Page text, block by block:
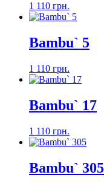
1 110 грн.
Bambu` 5
1 110 грн.
Bambu` 17
1 110 грн.
Bambu` 305